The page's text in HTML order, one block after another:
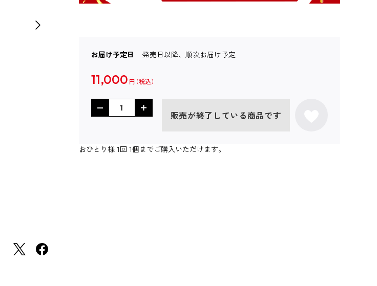
お届け予定日 発売日以降、順次お届け予定
11,000 円
販売が終了している商品です
おひとり様 1回 1個までご購入いただけます。